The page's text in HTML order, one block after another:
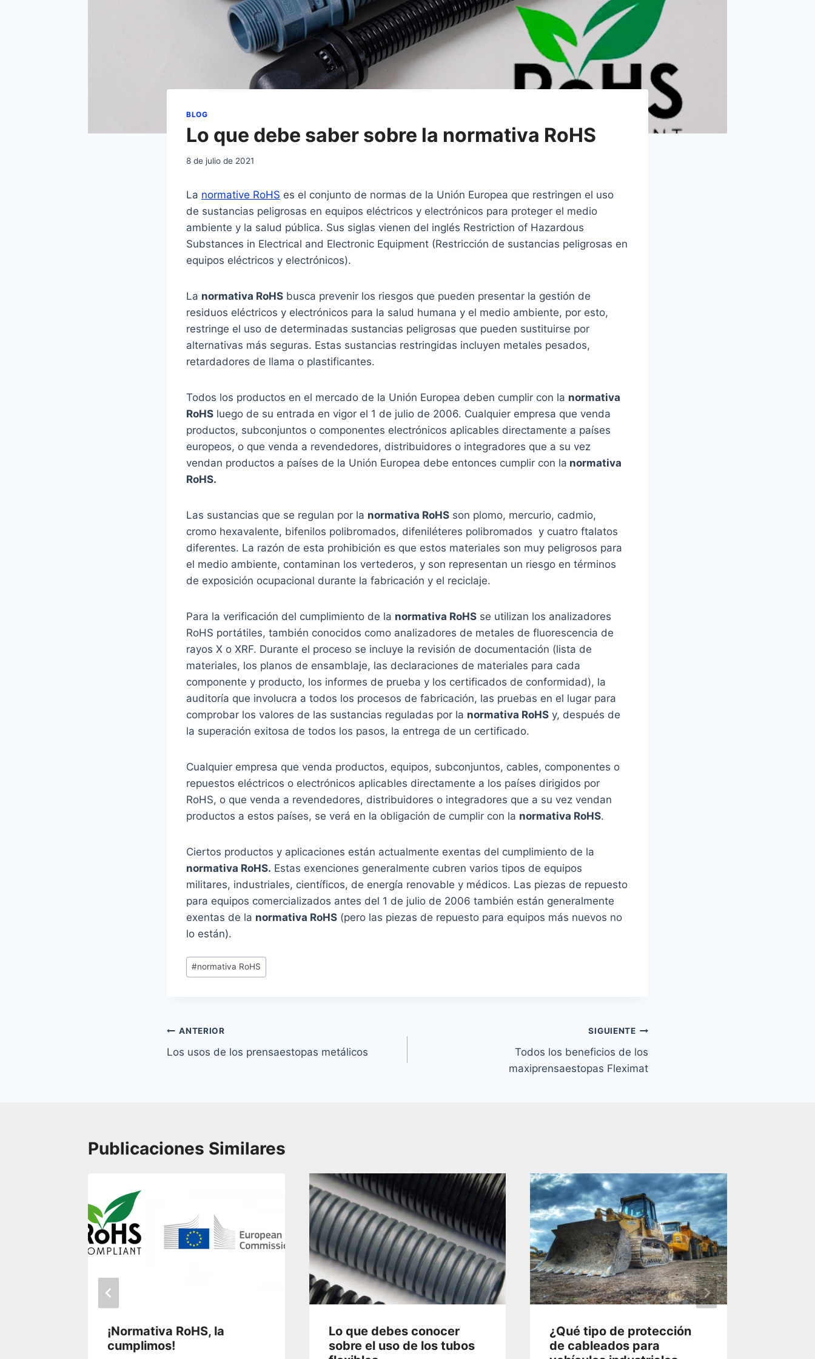
BLOG
Lo que debe saber sobre la normativa RoHS
8 de julio de 2021
La normative RoHS es el conjunto de normas de la Unión Europea que restringen el uso
de sustancias peligrosas en equipos eléctricos y electrónicos para proteger el medio
ambiente y la salud pública. Sus siglas vienen del inglés Restriction of Hazardous
Substances in Electrical and Electronic Equipment (Restricción de sustancias peligrosas en
equipos eléctricos y electrónicos).
La normativa RoHS busca prevenir los riesgos que pueden presentar la gestión de
residuos eléctricos y electrónicos para la salud humana y el medio ambiente, por esto,
restringe el uso de determinadas sustancias peligrosas que pueden sustituirse por
alternativas más seguras. Estas sustancias restringidas incluyen metales pesados,
retardadores de llama o plastificantes.
Todos los productos en el mercado de la Unión Europea deben cumplir con la normativa
RoHS luego de su entrada en vigor el 1 de julio de 2006. Cualquier empresa que venda
productos, subconjuntos o componentes electrónicos aplicables directamente a países
europeos, o que venda a revendedores, distribuidores o integradores que a su vez
vendan productos a países de la Unión Europea debe entonces cumplir con la normativa
RoHS.
Las sustancias que se regulan por la normativa RoHS son plomo, mercurio, cadmio,
cromo hexavalente, bifenilos polibromados, difeniléteres polibromados y cuatro ftalatos
diferentes. La razón de esta prohibición es que estos materiales son muy peligrosos para
el medio ambiente, contaminan los vertederos, y son representan un riesgo en términos
de exposición ocupacional durante la fabricación y el reciclaje.
Para la verificación del cumplimiento de la normativa RoHS se utilizan los analizadores
RoHS portátiles, también conocidos como analizadores de metales de fluorescencia de
rayos X o XRF. Durante el proceso se incluye la revisión de documentación (lista de
materiales, los planos de ensamblaje, las declaraciones de materiales para cada
componente y producto, los informes de prueba y los certificados de conformidad), la
auditoría que involucra a todos los procesos de fabricación, las pruebas en el lugar para
comprobar los valores de las sustancias reguladas por la normativa RoHS y, después de
la superación exitosa de todos los pasos, la entrega de un certificado.
Cualquier empresa que venda productos, equipos, subconjuntos, cables, componentes o
repuestos eléctricos o electrónicos aplicables directamente a los países dirigidos por
RoHS, o que venda a revendedores, distribuidores o integradores que a su vez vendan
productos a estos países, se verá en la obligación de cumplir con la normativa RoHS.
Ciertos productos y aplicaciones están actualmente exentas del cumplimiento de la
normativa RoHS. Estas exenciones generalmente cubren varios tipos de equipos
militares, industriales, científicos, de energía renovable y médicos. Las piezas de repuesto
para equipos comercializados antes del 1 de julio de 2006 también están generalmente
exentas de la normativa RoHS (pero las piezas de repuesto para equipos más nuevos no
lo están).
Etiquetas
de
#normativa RoHS
Navegación
de
ANTERIOR
Los usos de los prensaestopas metálicos
SIGUIENTE
Todos los beneficios de los
maxiprensaestopas Fleximat
Publicaciones Similares
¡Normativa RoHS, la
cumplimos!
Lo que debes conocer
sobre el uso de los tubos
¿Qué tipo de protección
de cableados para